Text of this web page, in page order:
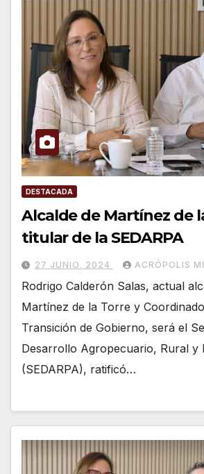
DESTACADA
Alcalde de Martínez de
titular de la SEDARPA
27 JUNIO, 2024 ACRÓPOLIS
Rodrigo Calderón Salas, actual
Martínez de la Torre y
Transición de Gobierno, será el
Desarrollo Agropecuario, Rural y
(SEDARPA), ratificó…